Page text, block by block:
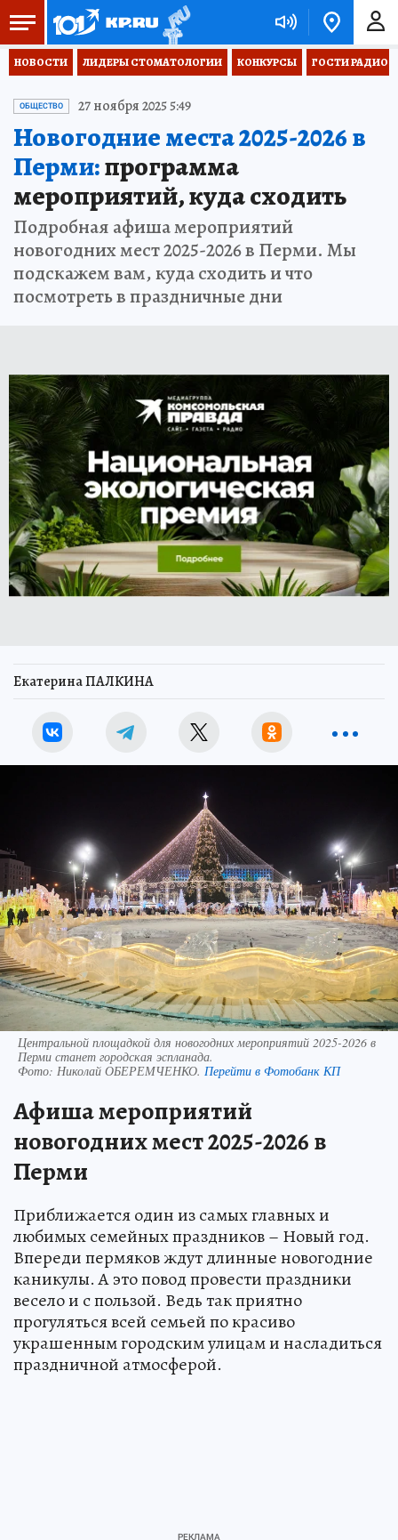
НОВОСТИ ЛИДЕРЫ СТОМАТОЛОГИИ КОНКУРСЫ ГОСТИ РАДИО
ОБЩЕСТВО 27 ноября 2025 5:49
Новогодние места 2025-2026 в
Перми:программа
мероприятий, куда сходить
Подробная афиша мероприятий
новогодних мест 2025-2026 в Перми. Мы
подскажем вам, куда сходить и что
посмотреть в праздничные дни
Екатерина ПАЛКИНА
Центральной площадкой для новогодних мероприятий 2025-2026 в
Перми станет городская эспланада.
Фото: Николай ОБЕРЕМЧЕНКО. Перейти в Фотобанк КП
Афиша мероприятий
новогодних мест 2025-2026 в
Перми
Приближается один из самых главных и
любимых семейных праздников – Новый год.
Впереди пермяков ждут длинные новогодние
каникулы. А это повод провести праздники
весело и с пользой. Ведь так приятно
прогуляться всей семьей по красиво
украшенным городским улицам и насладиться
праздничной атмосферой.